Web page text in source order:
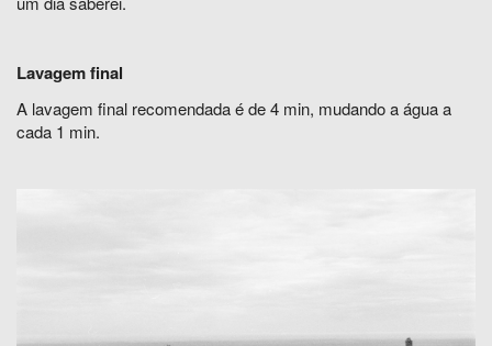
Lavagem final
A lavagem final recomendada é de 4 min, mudando a água a
cada 1 min.